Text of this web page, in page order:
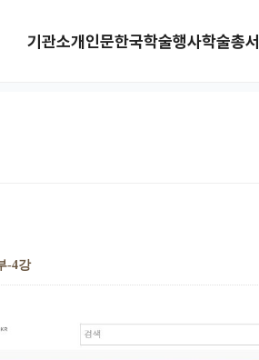
기관소개인문한국학술행사학술총서
-4강